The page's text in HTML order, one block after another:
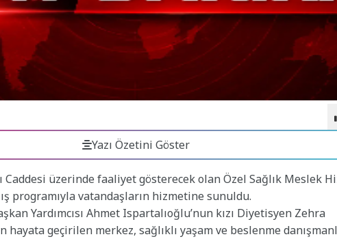
Yazı Özetini Göster
Caddesi üzerinde faaliyet gösterecek olan Özel Sağlık Meslek
programıyla vatandaşların hizmetine sunuldu.
Yardımcısı Ahmet Ispartalıoğlu’nun kızı Diyetisyen Zehra
hayata geçirilen merkez, sağlıklı yaşam ve beslenme